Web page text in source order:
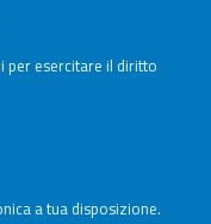
per esercitare il diritto
a tua disposizione.